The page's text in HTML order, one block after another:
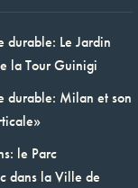
durable: Le Jardin
la Tour Guinigi
durable: Milan et son
le Parc
dans la Ville de